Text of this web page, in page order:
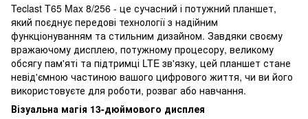
Teclast T65 Max 8/256 - це сучасний і потужний планшет,
який поєднує передові технології з надійним
функціонуванням та стильним дизайном. Завдяки своєму
вражаючому дисплею, потужному процесору, великому
обсягу пам'яті та підтримці LTE зв'язку, цей планшет стане
невід'ємною частиною вашого цифрового життя, чи ви його
використовуєте для роботи, розваг або навчання.
Візуальна магія 13-дюймового дисплея